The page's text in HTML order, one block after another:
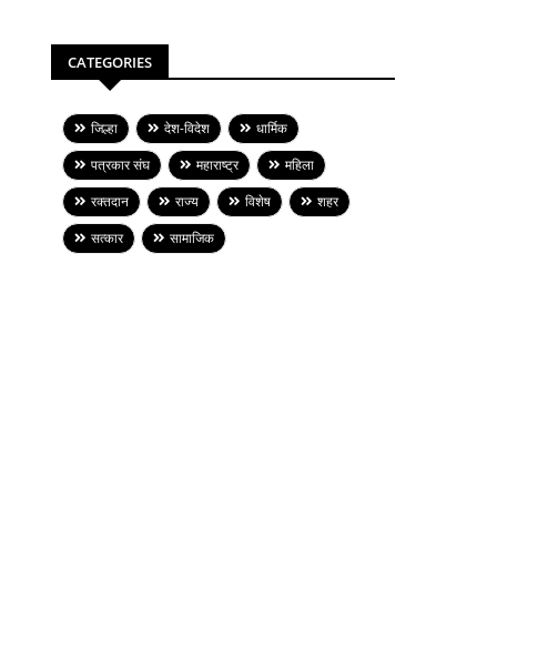
CATEGORIES
जिल्हा देश-विदेश
धार्मिक
पत्रकार संघ
महाराष्ट्र
महिला
रक्तदान
राज्य विशेष
शहर
सत्कार
सामाजिक